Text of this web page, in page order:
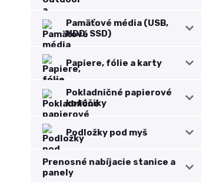
Pamäťové média (USB,
HDD, SSD)
Papiere, fólie a karty
Pokladničné papierové
kotúčiky
Podložky pod myš
Prenosné nabíjacie stanice a
panely